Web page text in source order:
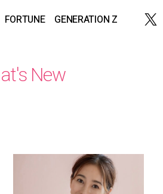
FORTUNE GENERATION Z
New